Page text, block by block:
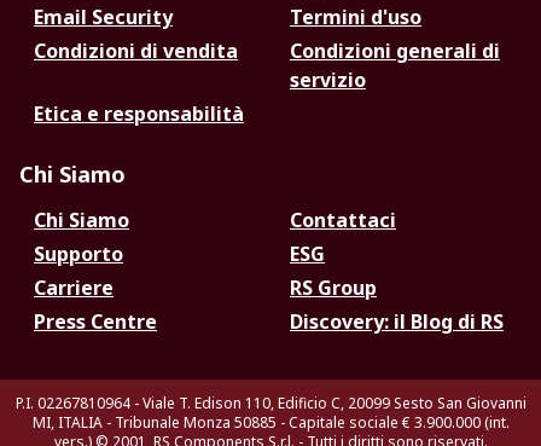
Email Security
Termini d'uso
Condizioni di vendita
Condizioni generali di
servizio
Etica e responsabilità
Chi Siamo
Chi Siamo
Contattaci
Supporto
ESG
Carriere
RS Group
Press Centre
Discovery: il Blog di RS
P.I. 02267810964 - Viale T. Edison 110, Edificio C, 20099 Sesto San Giovanni
MI, ITALIA - Tribunale Monza 50885 - Capitale sociale € 3.900.000 (int.